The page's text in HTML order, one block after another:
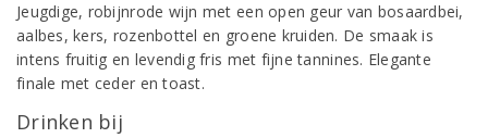
Jeugdige, robijnrode wijn met een open geur van bosaardbei,
aalbes, kers, rozenbottel en groene kruiden. De smaak is
intens fruitig en levendig fris met fijne tannines. Elegante
finale met ceder en toast.
Drinken bij